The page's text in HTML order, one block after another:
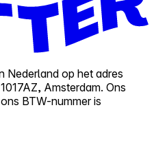
Nederland op het adres
Amsterdam. Ons
BTW-nummer is